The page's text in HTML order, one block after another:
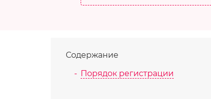
Содержание
Порядок регистрации